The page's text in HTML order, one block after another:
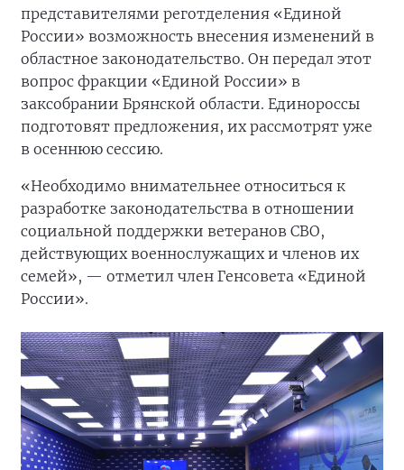
представителями реготделения «Единой
России» возможность внесения изменений в
областное законодательство. Он передал этот
вопрос фракции «Единой России» в
заксобрании Брянской области. Единороссы
подготовят предложения, их рассмотрят уже
в осеннюю сессию.
«Необходимо внимательнее относиться к
разработке законодательства в отношении
социальной поддержки ветеранов СВО,
действующих военнослужащих и членов их
семей», — отметил член Генсовета «Единой
России».